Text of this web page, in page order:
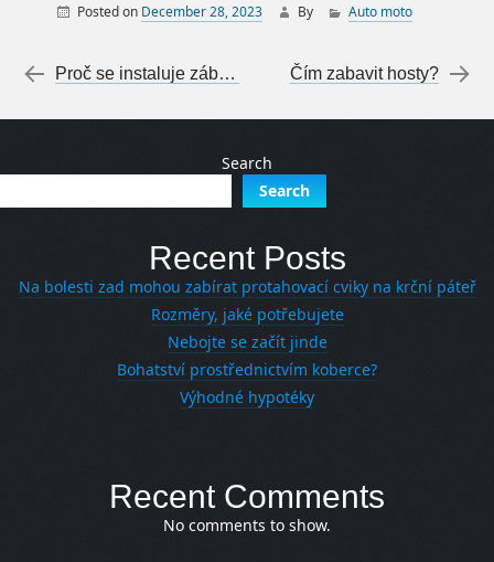
Posted on December 28, 2023 By Auto moto
Post navigation
←
Proč se instaluje zábradlí Čím zabavit hosty? →
Search
Search
Recent Posts
Na bolesti zad mohou zabírat protahovací cviky na krční páteř
Rozměry, jaké potřebujete
Nebojte se začít jinde
Bohatství prostřednictvím koberce?
Výhodné hypotéky
Recent Comments
No comments to show.